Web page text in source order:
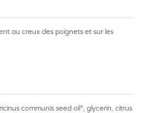
au creux des poignets et sur les
communis seed oil*, glycerin, citrus